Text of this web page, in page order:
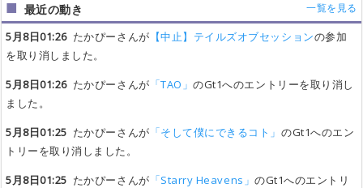
最近の動き 一覧を見る
5月8日01:26たかぴーさんが 【中止】テイルズオブセッションの参加
を取り消しました。
5月8日01:26たかぴーさんが 「TAO」のGt1へのエントリーを取り消し
ました。
5月8日01:25 たかぴーさんが 「そして僕にできるコト」のGt1へのエン
トリーを取り消しました。
5月8日01:25 たかぴーさんが 「Starry Heavens」のGt1へのエントリ